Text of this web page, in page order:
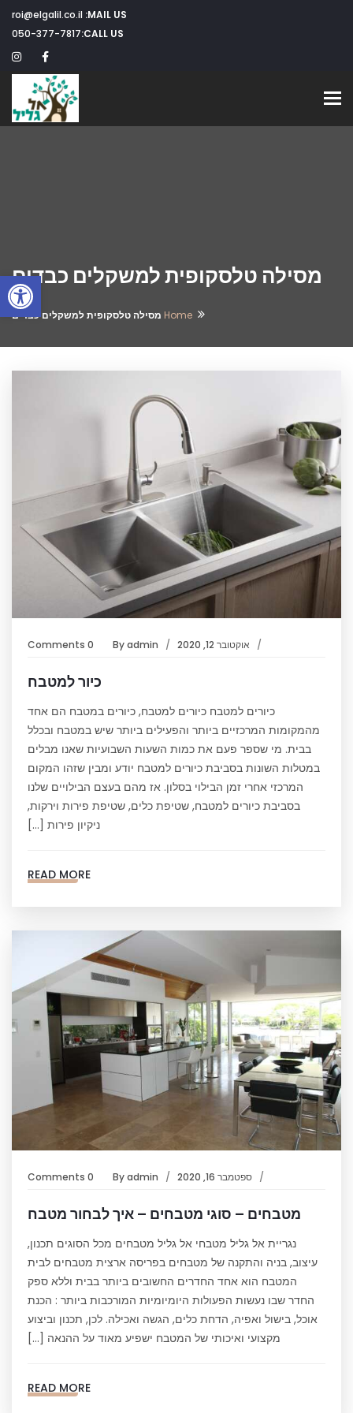
MAIL US:
CALL US:
050-377-7817
Toggle navigation
מסילה טלסקופית למשקלים כבדים
Home מסילה טלסקופית למשקלים כבדים
אוקטובר 12, 2020 Byadmin
0 Comments
כיור למטבח
כיורים למטבח כיורים למטבח, כיורים במטבח הם אחד
מהמקומות המרכזיים ביותר והפעילים ביותר שיש במטבח ובכלל
בבית. מי שספר פעם את כמות השעות השבועיות שאנו מבלים
במטלות השונות בסביבת כיורים למטבח יודע ומבין שזהו המקום
המרכזי אחרי זמן הבילוי בסלון. אז מהם בעצם הבילויים שלנו
בסביבת כיורים למטבח, שטיפת כלים, שטיפת פירות וירקות,
ניקיון פירות […]
READ MORE
ספטמבר 16, 2020 Byadmin
0 Comments
מטבחים – סוגי מטבחים – איך לבחור מטבח
נגריית אל גליל מטבחי אל גליל מטבחים מכל הסוגים תכנון,
עיצוב, בניה והתקנה של מטבחים בפריסה ארצית מטבחים לבית
המטבח הוא אחד החדרים החשובים ביותר בבית וללא ספק
החדר שבו נעשות הפעולות היומיומיות המורכבות ביותר : הכנת
אוכל, בישול ואפיה, הדחת כלים, הגשה ואכילה. לכן, תכנון וביצוע
מקצועי ואיכותי של המטבח ישפיע מאוד על ההנאה […]
READ MORE